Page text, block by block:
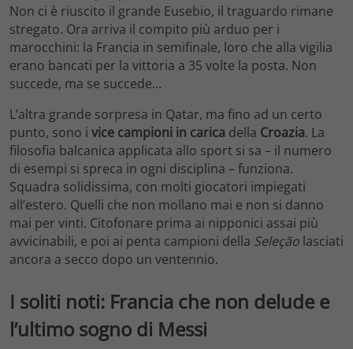
Non ci è riuscito il grande Eusebio, il traguardo rimane
stregato. Ora arriva il compito più arduo per i
marocchini: la Francia in semifinale, loro che alla vigilia
erano bancati per la vittoria a 35 volte la posta. Non
succede, ma se succede…
L’altra grande sorpresa in Qatar, ma fino ad un certo
punto, sono i vice campioni in carica della Croazia. La
filosofia balcanica applicata allo sport si sa – il numero
di esempi si spreca in ogni disciplina – funziona.
Squadra solidissima, con molti giocatori impiegati
all’estero. Quelli che non mollano mai e non si danno
mai per vinti. Citofonare prima ai nipponici assai più
avvicinabili, e poi ai penta campioni della Seleção lasciati
ancora a secco dopo un ventennio.
I soliti noti: Francia che non delude e
l’ultimo sogno di Messi